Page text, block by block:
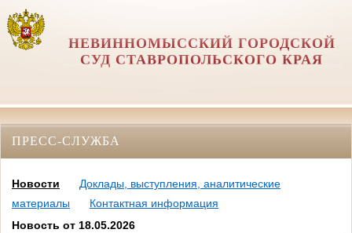
НЕВИННОМЫССКИЙ ГОРОДСКОЙ
СУД СТАВРОПОЛЬСКОГО КРАЯ
ПРЕСС-СЛУЖБА
Новости
Доклады, выступления, аналитические
материалы
Контактная информация
Новость от 18.05.2026